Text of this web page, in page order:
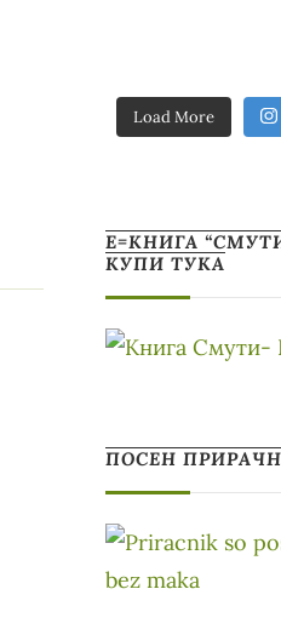
Load More
Е=КНИГА
КУПИ ТУКА
ПОСЕН